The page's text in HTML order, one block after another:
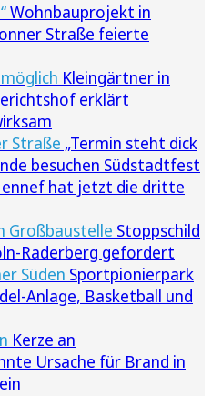
Wohnbauprojekt in
Straße feierte
Kleingärtner in
erklärt
Straße „Termin steht dick
besuchen Südstadtfest
hat jetzt die dritte
Großbaustelle Stoppschild
Raderberg gefordert
Süden Sportpionierpark
Anlage, Basketball und
Kerze an
Ursache für Brand in